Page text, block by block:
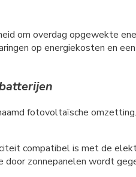
om overdag opgewekte
op energiekosten en
fotovoltaïsche
compatibel is met de
zonnepanelen wordt